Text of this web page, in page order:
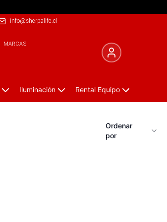
info@sherpalife.cl
MARCAS
Iluminación Rental Equipo
Ordenar
por